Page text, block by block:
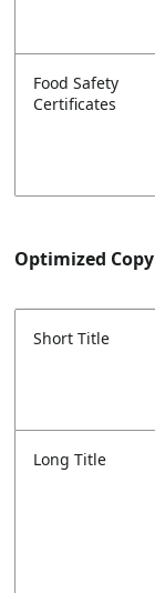
Food Safety
Certificates
Optimized Copy
Short Title
Long Title